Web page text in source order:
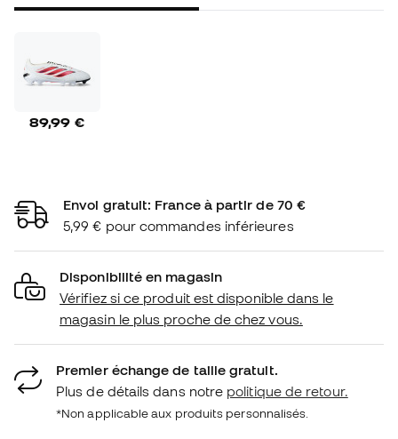
89,99 €
Envoi gratuit: France à partir de 70 €
5,99 € pour commandes inférieures
Disponibilité en magasin
Vérifiez si ce produit est disponible dans le
magasin le plus proche de chez vous.
Premier échange de taille gratuit.
Plus de détails dans notre politique de retour.
*Non applicable aux produits personnalisés.